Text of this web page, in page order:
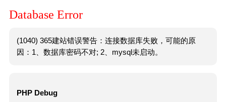
Database Error
(1040) 365建站错误警告：连接数据库失败，可能的原
因：1、数据库密码不对; 2、mysql未启动。
PHP Debug